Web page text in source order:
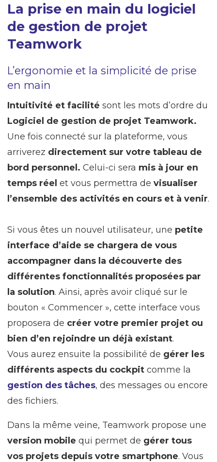
La prise en main du logiciel
de gestion de projet
Teamwork
L’ergonomie et la simplicité de prise
en main
Intuitivité et facilité sont les mots d’ordre du
Logiciel de gestion de projet Teamwork.
Une fois connecté sur la plateforme, vous
arriverez directement sur votre tableau de
bord personnel. Celui-ci sera mis à jour en
temps réel et vous permettra de visualiser
l’ensemble des activités en cours et à venir.
Si vous êtes un nouvel utilisateur, une petite
interface d’aide se chargera de vous
accompagner dans la découverte des
différentes fonctionnalités proposées par
la solution. Ainsi, après avoir cliqué sur le
bouton « Commencer », cette interface vous
proposera de créer votre premier projet ou
bien d’en rejoindre un déjà existant.
Vous aurez ensuite la possibilité de gérer les
différents aspects du cockpit comme la
gestion des tâches, des messages ou encore
des fichiers.
Dans la même veine, Teamwork propose une
version mobile qui permet de gérer tous
vos projets depuis votre smartphone. Vous